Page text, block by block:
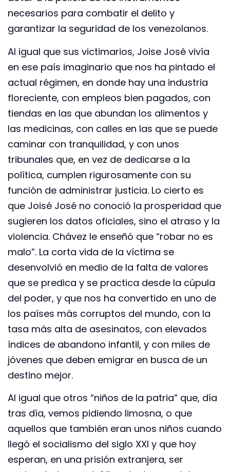
necesarios para combatir el delito y
garantizar la seguridad de los venezolanos.
Al igual que sus victimarios, Joise José vivía
en ese país imaginario que nos ha pintado el
actual régimen, en donde hay una industria
floreciente, con empleos bien pagados, con
tiendas en las que abundan los alimentos y
las medicinas, con calles en las que se puede
caminar con tranquilidad, y con unos
tribunales que, en vez de dedicarse a la
política, cumplen rigurosamente con su
función de administrar justicia. Lo cierto es
que Joisé José no conoció la prosperidad que
sugieren los datos oficiales, sino el atraso y la
violencia. Chávez le enseñó que “robar no es
malo”. La corta vida de la víctima se
desenvolvió en medio de la falta de valores
que se predica y se practica desde la cúpula
del poder, y que nos ha convertido en uno de
los países más corruptos del mundo, con la
tasa más alta de asesinatos, con elevados
índices de abandono infantil, y con miles de
jóvenes que deben emigrar en busca de un
destino mejor.
Al igual que otros “niños de la patria” que, día
tras día, vemos pidiendo limosna, o que
aquellos que también eran unos niños cuando
llegó el socialismo del siglo XXI y que hoy
esperan, en una prisión extranjera, ser